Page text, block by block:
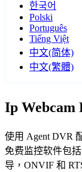
한국어
Polski
Português
Tiếng Việt
中文(简体)
中文(繁體)
Ip Webcam
使用 Agent DVR
免费监控软件包
导，ONVIF 和